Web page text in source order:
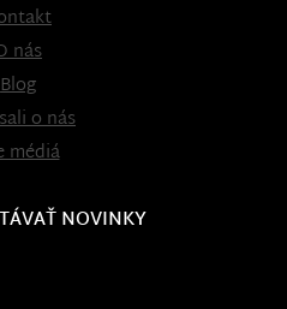
nás
Blog
o nás
médiá
NOVINKY